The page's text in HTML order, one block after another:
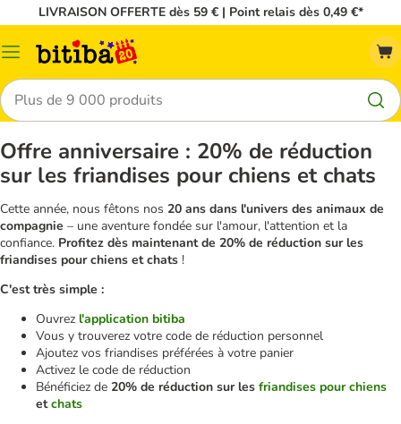
LIVRAISON OFFERTE dès 59 € | Point relais dès 0,49 €*
Menu
Rechercher
Offre anniversaire : 20% de réduction
sur les friandises pour chiens et chats
Cette année, nous fêtons nos 20 ans dans l'univers des animaux de
compagnie – une aventure fondée sur l'amour, l'attention et la
confiance. Profitez dès maintenant de 20% de réduction sur les
friandises pour chiens et chats !
C'est très simple :
Ouvrez l'application bitiba
Vous y trouverez votre code de réduction personnel
Ajoutez vos friandises préférées à votre panier
Activez le code de réduction
Bénéficiez de 20% de réduction sur les friandises pour chiens
etchats